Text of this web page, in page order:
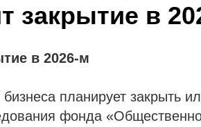
закрытие в
в 2026-м
планирует закрыть
фонда